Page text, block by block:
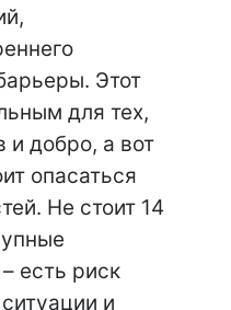
Этот
для тех,
и добро, а вот
опасаться
Не стоит 14
есть риск
и